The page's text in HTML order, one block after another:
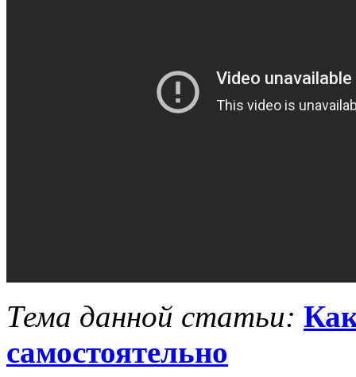
Тема данной статьи:
самостоятельно